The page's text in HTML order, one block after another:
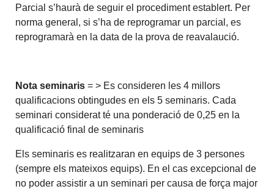
Parcial s’haurà de seguir el procediment establert. Per
norma general, si s’ha de reprogramar un parcial, es
reprogramarà en la data de la prova de reavalaució.
Nota seminaris = > Es consideren les 4 millors
qualificacions obtingudes en els 5 seminaris. Cada
seminari considerat té una ponderació de 0,25 en la
qualificació final de seminaris
Els seminaris es realitzaran en equips de 3 persones
(sempre els mateixos equips). En el cas excepcional de
no poder assistir a un seminari per causa de força major